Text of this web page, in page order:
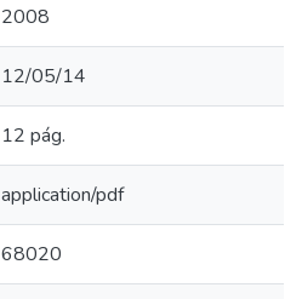
2008
12/05/14
12 pág.
application/pdf
68020